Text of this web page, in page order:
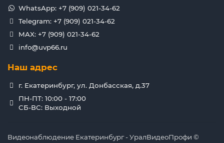
WhatsApp: +7 (909) 021-34-62
Telegram: +7 (909) 021-34-62
MAX: +7 (909) 021-34-62
info@uvp66.ru
Наш адрес
г. Екатеринбург, ул. Донбасская, д.37
ПН-ПТ: 10:00 - 17:00
СБ-ВС: Выходной
Видеонаблюдение Екатеринбург - УралВидеоПрофи ©